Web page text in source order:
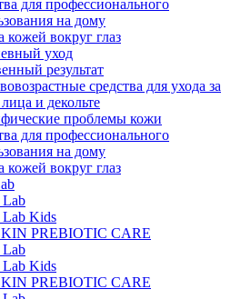
для профессионального
на дому
кожей вокруг глаз
уход
результат
средства для ухода за
и декольте
проблемы кожи
для профессионального
на дому
кожей вокруг глаз
Lab
Kids
PREBIOTIC CARE
Lab
Kids
PREBIOTIC CARE